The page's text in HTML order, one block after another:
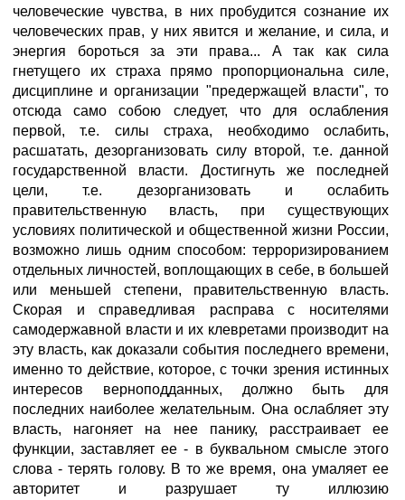
человеческие чувства, в них пробудится сознание их
человеческих прав, у них явится и желание, и сила, и
энергия бороться за эти права... А так как сила
гнетущего их страха прямо пропорциональна силе,
дисциплине и организации "предержащей власти", то
отсюда само собою следует, что для ослабления
первой, т.е. силы страха, необходимо ослабить,
расшатать, дезорганизовать силу второй, т.е. данной
государственной власти. Достигнуть же последней
цели, т.е. дезорганизовать и ослабить
правительственную власть, при существующих
условиях политической и общественной жизни России,
возможно лишь одним способом: терроризированием
отдельных личностей, воплощающих в себе, в большей
или меньшей степени, правительственную власть.
Скорая и справедливая расправа с носителями
самодержавной власти и их клевретами производит на
эту власть, как доказали события последнего времени,
именно то действие, которое, с точки зрения истинных
интересов верноподданных, должно быть для
последних наиболее желательным. Она ослабляет эту
власть, нагоняет на нее панику, расстраивает ее
функции, заставляет ее - в буквальном смысле этого
слова - терять голову. В то же время, она умаляет ее
авторитет и разрушает ту иллюзию